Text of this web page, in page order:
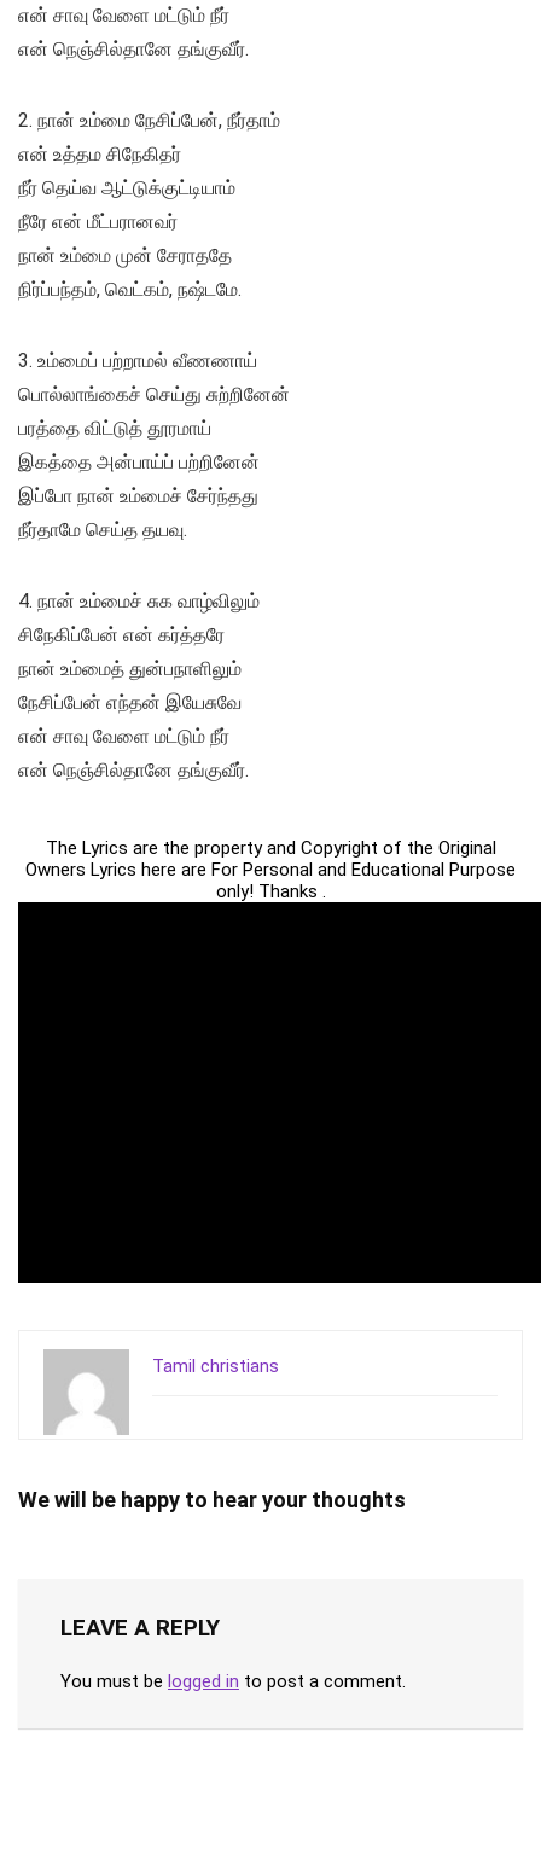
என் சாவு வேளை மட்டும் நீர்
என் நெஞ்சில்தானே தங்குவீர்.
2. நான் உம்மை நேசிப்பேன், நீர்தாம்
என் உத்தம சிநேகிதர்
நீர் தெய்வ ஆட்டுக்குட்டியாம்
நீரே என் மீட்பரானவர்
நான் உம்மை முன் சேராததே
நிர்ப்பந்தம், வெட்கம், நஷ்டமே.
3. உம்மைப் பற்றாமல் வீணணாய்
பொல்லாங்கைச் செய்து சுற்றினேன்
பரத்தை விட்டுத் தூரமாய்
இகத்தை அன்பாய்ப் பற்றினேன்
இப்போ நான் உம்மைச் சேர்ந்தது
நீர்தாமே செய்த தயவு.
4. நான் உம்மைச் சுக வாழ்விலும்
சிநேகிப்பேன் என் கர்த்தரே
நான் உம்மைத் துன்பநாளிலும்
நேசிப்பேன் எந்தன் இயேசுவே
என் சாவு வேளை மட்டும் நீர்
என் நெஞ்சில்தானே தங்குவீர்.
The Lyrics are the property and Copyright of the Original
Owners Lyrics here are For Personal and Educational Purpose
only! Thanks .
Tamil christians
We will be happy to hear your thoughts
LEAVE A REPLY
You must be logged in to post a comment.